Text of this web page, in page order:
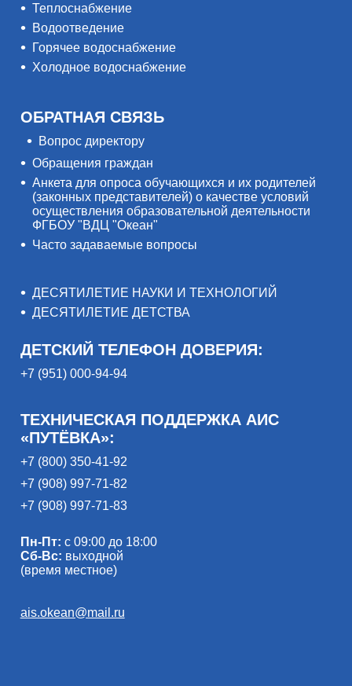
Теплоснабжение
Водоотведение
Горячее водоснабжение
Холодное водоснабжение
ОБРАТНАЯ СВЯЗЬ
Вопрос директору
Обращения граждан
Анкета для опроса обучающихся и их родителей
(законных представителей) о качестве условий
осуществления образовательной деятельности
ФГБОУ "ВДЦ "Океан"
Часто задаваемые вопросы
ДЕСЯТИЛЕТИЕ НАУКИ И ТЕХНОЛОГИЙ
ДЕСЯТИЛЕТИЕ ДЕТСТВА
ДЕТСКИЙ ТЕЛЕФОН ДОВЕРИЯ:
+7 (951) 000-94-94
ТЕХНИЧЕСКАЯ ПОДДЕРЖКА АИС
«ПУТЁВКА»:
+7 (800) 350-41-92
+7 (908) 997-71-82
+7 (908) 997-71-83
Пн-Пт: с 09:00 до 18:00
Сб-Вс: выходной
(время местное)
ais.okean@mail.ru